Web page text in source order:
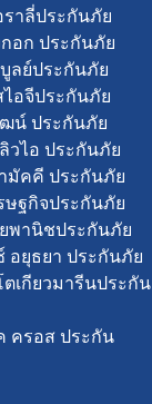
ราลี่ประกันภัย
อก ประกันภัย
ลย์ประกันภัย
ไอจีประกันภัย
น์ ประกันภัย
วไอ ประกันภัย
มัคคี ประกันภัย
ษฐกิจประกันภัย
พานิชประกันภัย
อยุธยา ประกันภัย
เกียวมารีนประกัน
ครอส ประกัน